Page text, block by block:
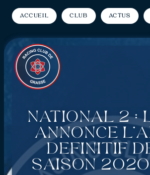
Accueil Club Actus
National 2 :
annonce
définitif
saison